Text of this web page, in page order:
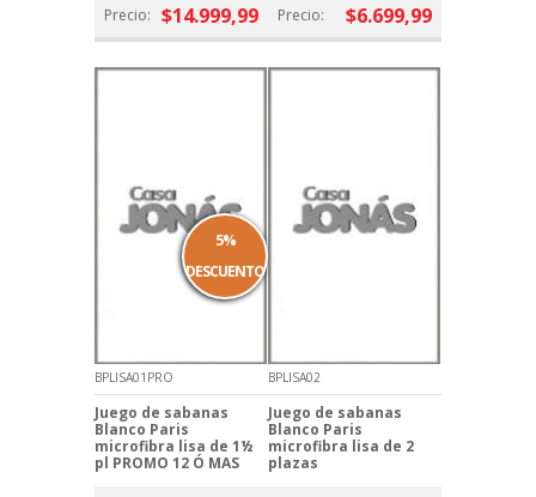
Precio: $14.999,99 Precio: $6.699,99
BPLISA01PRO
Juego de sabanas
Blanco Paris
microfibra lisa de 1½
pl PROMO 12 Ó MAS
5%
DESCUENTO
BPLISA02
Juego de sabanas
Blanco Paris
microfibra lisa de 2
plazas